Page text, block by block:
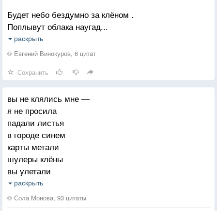
Окончания года
Отрешённо ждёшь.
Будет небо бездумно за клёном .
Поплывут облака наугад...
Назовут тебя люди влюблённым
За тяжёлый опущенный взгляд.
А под вечер весенний,птичий,
Лишь осядет берёзовый дым,
Женский голос певучий покличет,
Позовёт- и уйдёшь за ним.
раскрыть
© Евгений Винокуров, 6 цитат
Сохранить
вы не клялись мне —
я не просила
падали листья
в городе синем
карты метали
шулеры клёны
вы улетали
юным влюбленным
думаю, счастье
раскрыть
© Сола Монова, 93 цитаты